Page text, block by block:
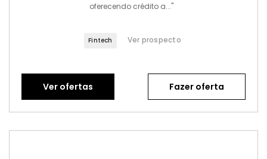
oferecendo crédito a..."
Fintech Ver prospecto
Ver ofertas Fazer oferta